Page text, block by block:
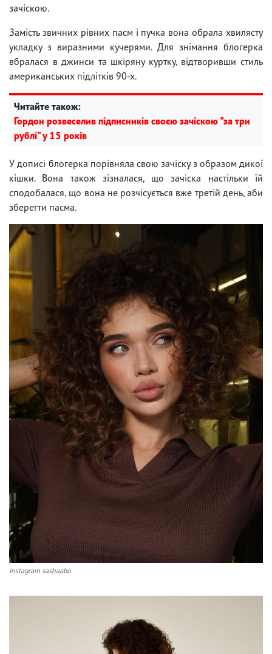
зачіскою.
Замість звичних рівних пасм і пучка вона обрала хвилясту
укладку з виразними кучерями. Для знімання блогерка
вбралася в джинси та шкіряну куртку, відтворивши стиль
американських підлітків 90-х.
Читайте також:
Гордон розвеселив підписників своєю зачіскою "за три
рублі" у 15 років
У дописі блогерка порівняла свою зачіску з образом дикої
кішки. Вона також зізналася, що зачіска настільки їй
сподобалася, що вона не розчісується вже третій день, аби
зберегти пасма.
instagram sashaabo